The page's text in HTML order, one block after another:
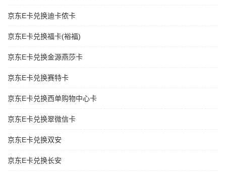
京东E卡兑换迪卡侬卡
京东E卡兑换福卡(裕福)
京东E卡兑换金源燕莎卡
京东E卡兑换赛特卡
京东E卡兑换西单购物中心卡
京东E卡兑换翠微信卡
京东E卡兑换双安
京东E卡兑换长安